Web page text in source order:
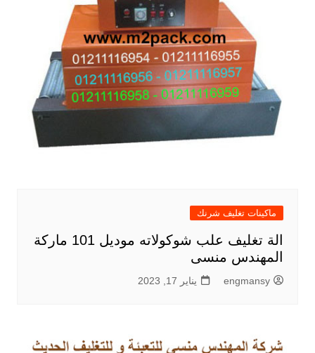
ماكينات تغليف شرنك
الة تغليف علب شوكولاته موديل 101 ماركة
المهندس منسى
engmansy يناير 17, 2023